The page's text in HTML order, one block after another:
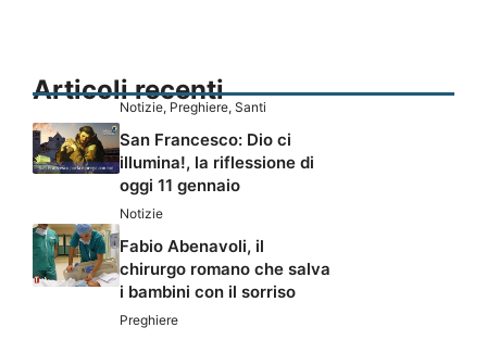
Articoli recenti
Notizie, Preghiere, Santi
San Francesco: Dio ci
illumina!, la riflessione di
oggi 11 gennaio
Notizie
Fabio Abenavoli, il
chirurgo romano che salva
i bambini con il sorriso
Preghiere